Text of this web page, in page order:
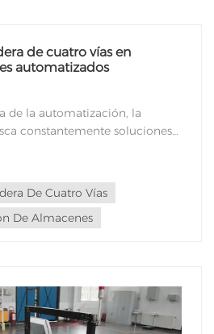
de cuatro vías en
automatizados
de la automatización, la
constantemente soluciones
almacenes. Una de estas
de sistemas de transporte
verticales aut...
De Cuatro Vías
De Almacenes